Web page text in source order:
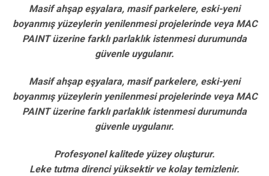
Masif ahşap eşyalara, masif parkelere, eski-yeni
boyanmış yüzeylerin yenilenmesi projelerinde veya MAC
PAINT üzerine farklı parlaklık istenmesi durumunda
güvenle uygulanır.
Masif ahşap eşyalara, masif parkelere, eski-yeni
boyanmış yüzeylerin yenilenmesi projelerinde veya MAC
PAINT üzerine farklı parlaklık istenmesi durumunda
güvenle uygulanır.
Profesyonel kalitede yüzey oluşturur.
Leke tutma direnci yüksektir ve kolay temizlenir.